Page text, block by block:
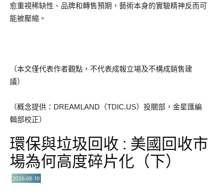
愈重視稀缺性、品牌和轉售預期，藝術本身的實驗精神反而可
能被壓縮。
（本文僅代表作者觀點，不代表成報立場及不構成銷售建
議）
（概念提供：DREAMLAND（TDIC.US）投關部，金星匯編
輯部校正）
環保與垃圾回收 : 美國回收市
場為何高度碎片化（下）
2026-08-10